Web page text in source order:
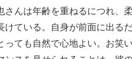
さんは年齢を重ねるにつれ、
けている。自身が前面に出る
っても自然で心地よい。お笑